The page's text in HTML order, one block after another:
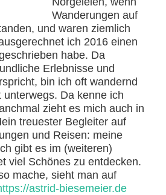
Wanderungen auf
und waren ziemlich
ich 2016 einen
habe. Da
Erlebnisse und
bin ich oft wandernd
unterwegs. Da kenne ich
zieht es mich auch in
treuester Begleiter auf
und Reisen: meine
gibt es im (weiteren)
viel Schönes zu entdecken.
mache, sieht man auf
astrid-biesemeier.de